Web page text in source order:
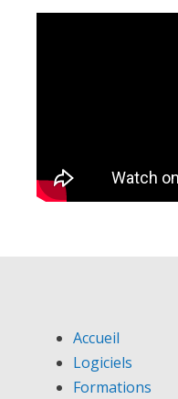
Accueil
Logiciels
Formations